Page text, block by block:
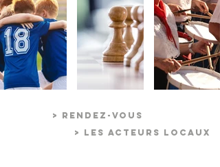
> RENDEZ-VOUS
> LES ACTEURS LOCAUX